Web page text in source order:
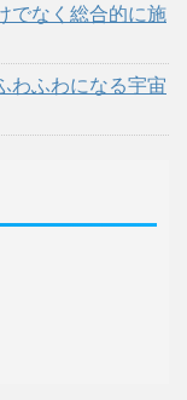
でなく総合的に施
わふわになる宇宙